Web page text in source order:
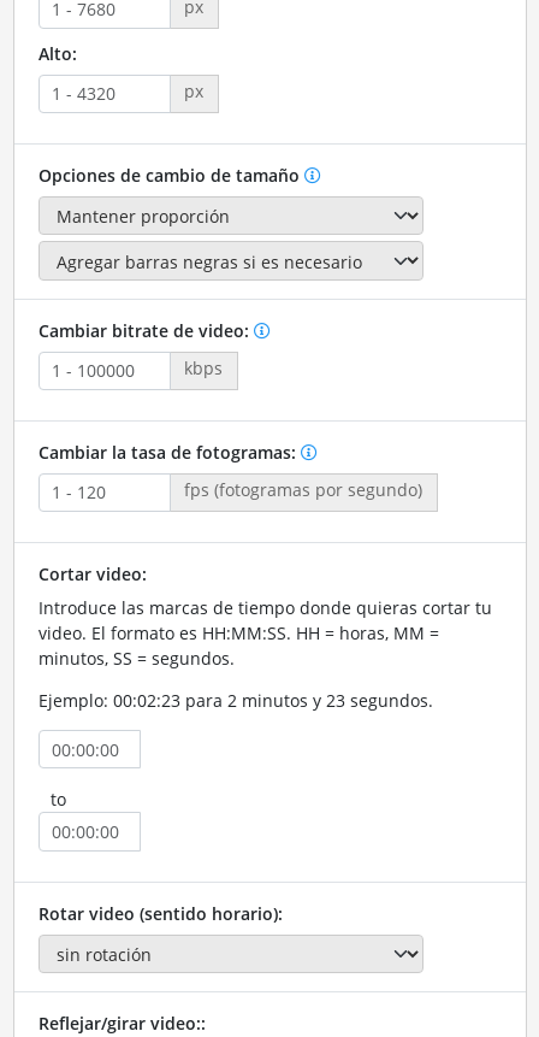
px
Alto:
px
Opciones de cambio de tamaño
Cambiar bitrate de video:
kbps
Cambiar la tasa de fotogramas:
fps (fotogramas por segundo)
Cortar video:
Introduce las marcas de tiempo donde quieras cortar tu
video. El formato es HH:MM:SS. HH = horas, MM =
minutos, SS = segundos.
Ejemplo: 00:02:23 para 2 minutos y 23 segundos.
to
Rotar video (sentido horario):
Reflejar/girar video::